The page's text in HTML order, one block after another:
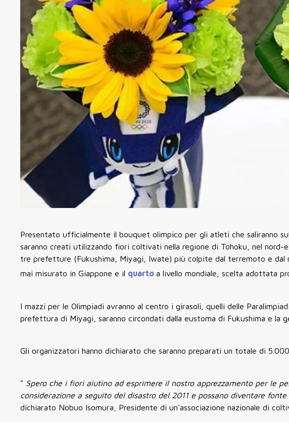
Presentato ufficialmente il bouquet olimpico per gli atleti che saliranno
saranno creati utilizzando fiori coltivati nella regione di Tohoku, nel
tre prefetture (Fukushima, Miyagi, Iwate) più colpite dal terremoto e
mai misurato in Giappone e il quarto a livello mondiale, scelta adottata
I mazzi per le Olimpiadi avranno al centro i girasoli, quelli delle
prefettura di Miyagi, saranno circondati dalla eustoma di Fukushima e la
Gli organizzatori hanno dichiarato che saranno preparati un totale di
" Spero che i fiori aiutino ad esprimere il nostro apprezzamento per le
considerazione a seguito del disastro del 2011 e possano diventare
dichiarato Nobuo Isomura, Presidente di un'associazione nazionale di